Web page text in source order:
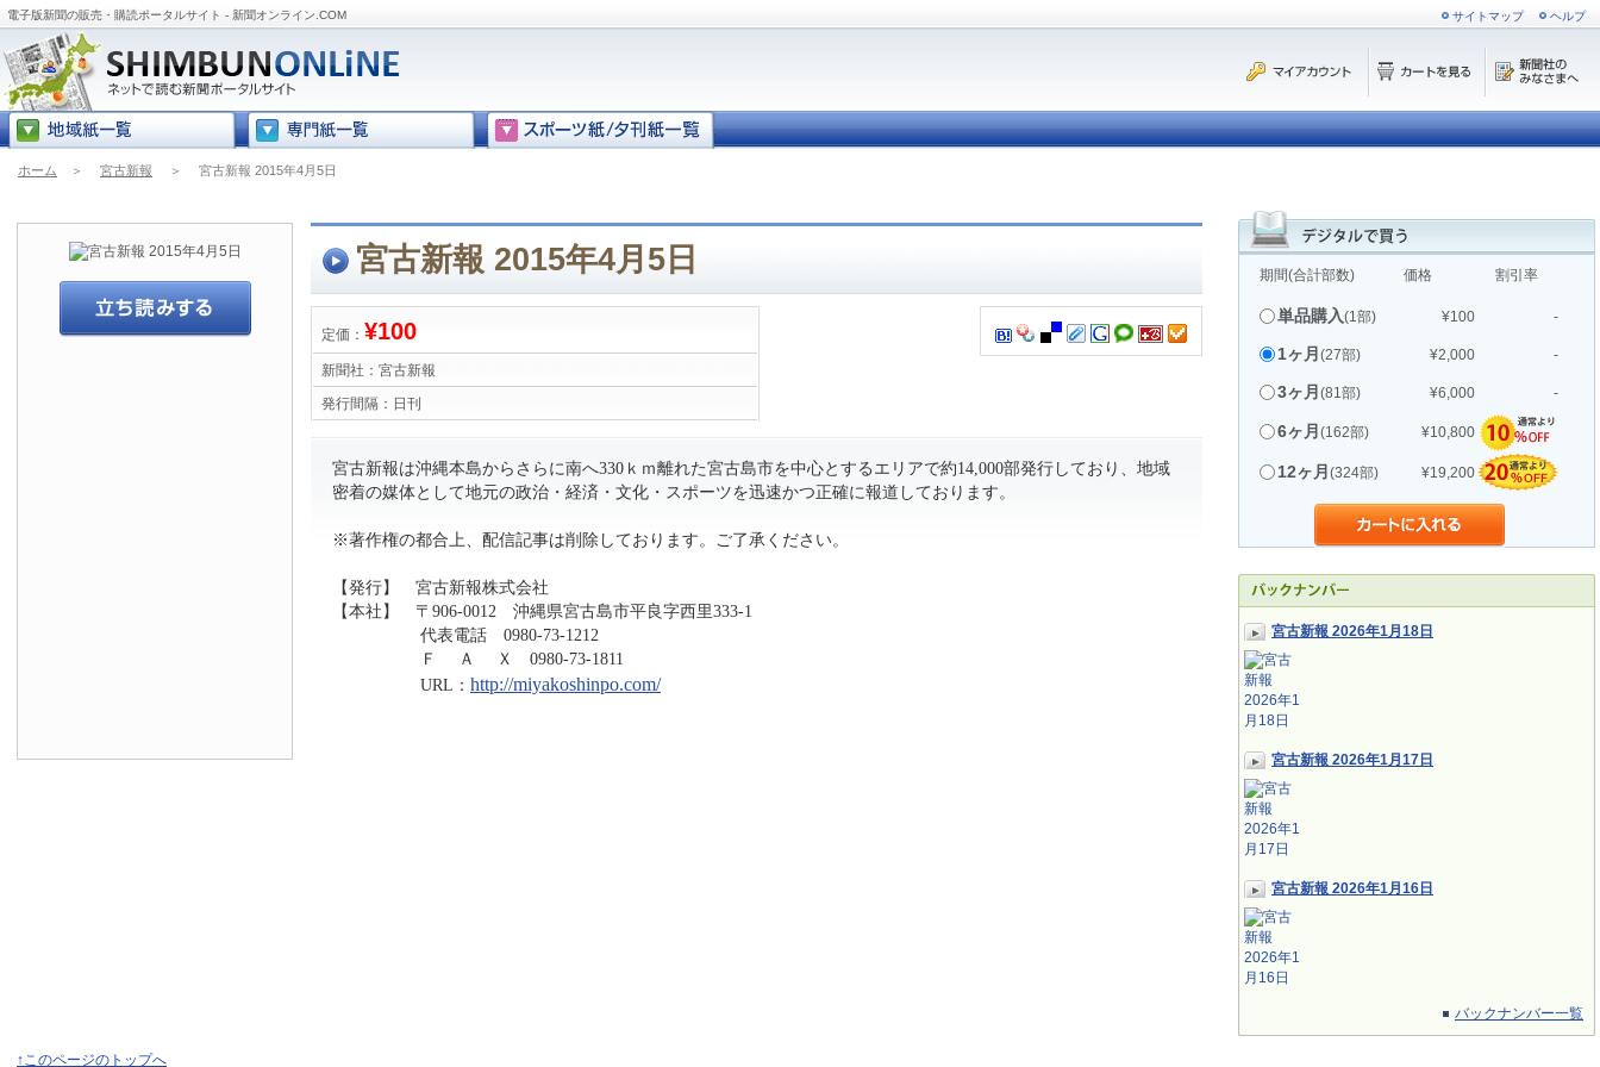
電子版新聞の販売・購読ポータルサイト - 新聞オンライン.COM サイトマップ ヘルプ
ホーム ＞ 宮古新報 ＞ 宮古新報 2015年4月5日
期間(合計部数) 価格 割引率
単品購入(1部) ¥100 -
1ヶ月 (27部) ¥2,000 -
3ヶ月 (81部) ¥6,000 -
6ヶ月 (162部) ¥10,800
12ヶ月 (324部) ¥19,200
宮古新報 2026年1月18日
宮古新報 2026年1月17日
宮古新報 2026年1月16日
バックナンバー一覧
宮古新報 2015年4月5日
定価： ¥100
新聞社： 宮古新報
発行間隔： 日刊
宮古新報は沖縄本島からさらに南へ330ｋｍ離れた宮古島市を中心とするエリアで約14,000部発行しており、地域
密着の媒体として地元の政治・経済・文化・スポーツを迅速かつ正確に報道しております。
※著作権の都合上、配信記事は削除しております。ご了承ください。
【発行】 宮古新報株式会社
【本社】 〒906-0012 沖縄県宮古島市平良字西里333-1
代表電話 0980-73-1212
Ｆ Ａ Ｘ 0980-73-1811
URL： http://miyakoshinpo.com/
↑このページのトップへ